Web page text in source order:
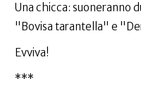
Una chicca: suoneranno
"Bovisa tarantella" e
Evviva!
***